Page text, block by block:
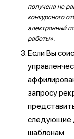
получена не
конкурсного
электронный
работы».
Если Вы
запросу
следующие
шаблонам: